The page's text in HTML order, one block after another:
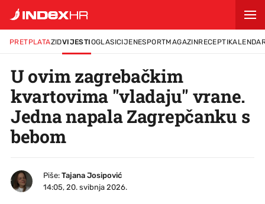
PRETPLATAZIDVIJESTIOGLASICIJENESPORTMAGAZINRECEPTI
U ovim zagrebačkim
kvartovima "vladaju" vrane.
Jedna napala Zagrepčanku s
bebom
Piše: Tajana Josipović
14:05, 20. svibnja 2026.